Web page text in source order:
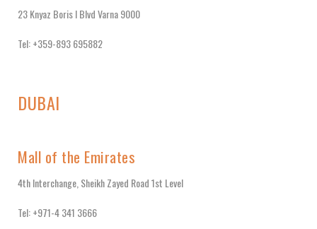
23 Knyaz Boris I Blvd Varna 9000
Tel: +359-893 695882
DUBAI
Mall of the Emirates
4th Interchange, Sheikh Zayed Road 1st Level
Tel: +971-4 341 3666